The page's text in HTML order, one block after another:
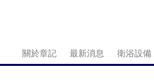
關於章記 最新消息 衛浴設備